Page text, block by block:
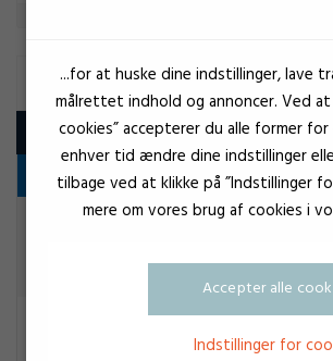
PVA
Produkt
Snedkerlim
Brik-Cen D4 B-1438 PU
...for at huske dine indstillinger, lave
målrettet indhold og annoncer. Ved at
cookies” accepterer du alle former
enhver tid ændre dine indstillinger
tilbage ved at klikke på ”Indstillinger
mere om vores brug af cookies i
Accepter alle
Indstillinger for